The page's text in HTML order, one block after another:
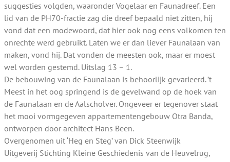
suggesties volgden, waaronder Vogelaar en Faunadreef. Een
lid van de PH70-fractie zag die dreef bepaald niet zitten, hij
vond dat een modewoord, dat hier ook nog eens volkomen ten
onrechte werd gebruikt. Laten we er dan liever Faunalaan van
maken, vond hij. Dat vonden de meesten ook, maar er moest
wel worden gestemd. Uitslag 13 – 1.
De bebouwing van de Faunalaan is behoorlijk gevarieerd. ’t
Meest in het oog springend is de gevelwand op de hoek van
de Faunalaan en de Aalscholver. Ongeveer er tegenover staat
het mooi vormgegeven appartementengebouw Otra Banda,
ontworpen door architect Hans Been.
Overgenomen uit ‘Heg en Steg’ van Dick Steenwijk
Uitgeverij Stichting Kleine Geschiedenis van de Heuvelrug,